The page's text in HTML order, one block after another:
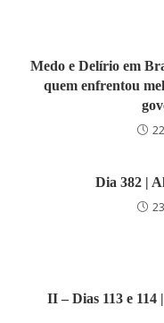
Medo e Delírio em
quem enfrentou
Dia 382 |
II – Dias 113 e